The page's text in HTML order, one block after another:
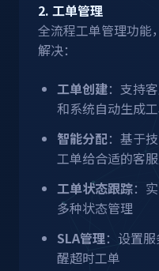
2. 工单管理
全流程工单管理功能
解决：
工单创建：支持
和系统自动生成
智能分配：基于
工单给合适的客
工单状态跟踪：
多种状态管理
SLA管理：设置
醒超时工单